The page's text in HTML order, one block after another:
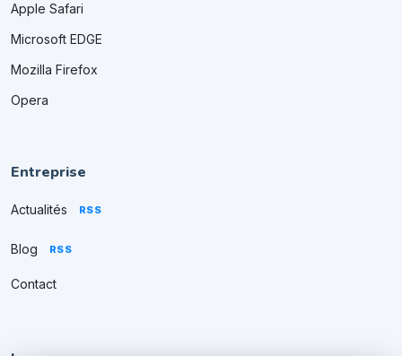
Apple Safari
Microsoft EDGE
Mozilla Firefox
Opera
Entreprise
Actualités RSS
Blog RSS
Contact